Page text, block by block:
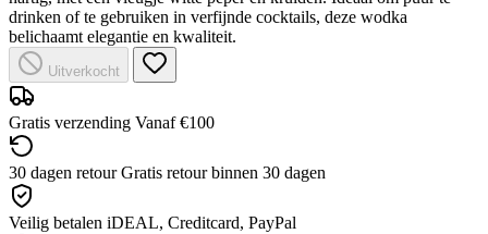
drinken of te gebruiken in verfijnde cocktails, deze wodka
belichaamt elegantie en kwaliteit.
Uitverkocht
Gratis verzending Vanaf €100
30 dagen retour Gratis retour binnen 30 dagen
Veilig betalen iDEAL, Creditcard, PayPal